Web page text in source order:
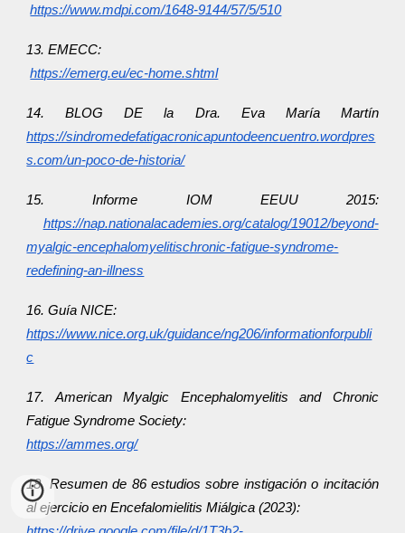
https://www.mdpi.com/1648-9144/57/5/510
13. EMECC:
https://emerg.eu/ec-home.shtml
14. BLOG DE la Dra. Eva María Martín
https://sindromedefatigacronicapuntodeencuentro.wordpres
s.com/un-poco-de-historia/
15. Informe IOM EEUU 2015:
https://nap.nationalacademies.org/catalog/19012/beyond-
myalgic-encephalomyelitischronic-fatigue-syndrome-
redefining-an-illness
16. Guía NICE:
https://www.nice.org.uk/guidance/ng206/informationforpubli
c
17. American Myalgic Encephalomyelitis and Chronic
Fatigue Syndrome Society:
https://ammes.org/
18. Resumen de 86 estudios sobre instigación o incitación
al ejercicio en Encefalomielitis Miálgica (2023):